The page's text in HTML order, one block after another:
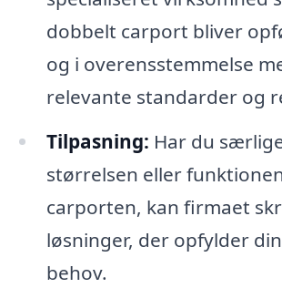
dobbelt carport bliver
og i overensstemmelse
relevante standarder og
Tilpasning: Har du
størrelsen eller
carporten, kan firmaet
løsninger, der opfylder
behov.